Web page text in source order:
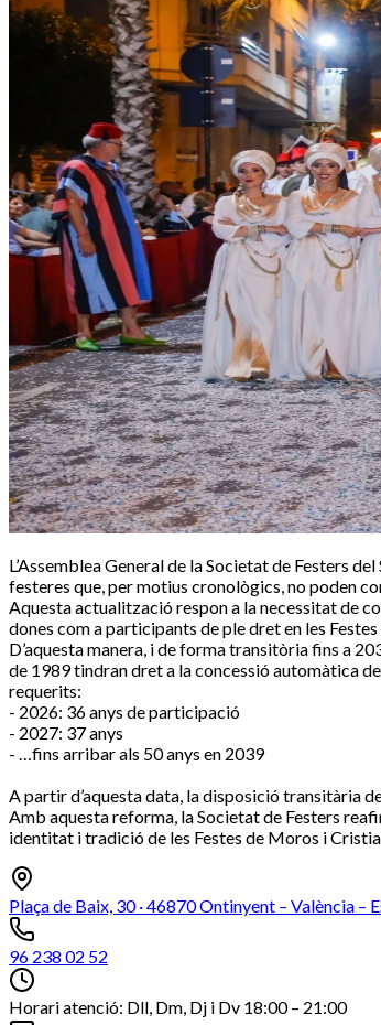
L’Assemblea General de la Societat de Festers
festeres que, per motius cronològics, no poden
Aquesta actualització respon a la necessitat de
dones com a participants de ple dret en les
D’aquesta manera, i de forma transitòria fins a
de 1989 tindran dret a la concessió automàtica
requerits:
- 2026: 36 anys de participació
- 2027: 37 anys
- …fins arribar als 50 anys en 2039
A partir d’aquesta data, la disposició transitària
Amb aquesta reforma, la Societat de Festers
identitat i tradició de les Festes de Moros i
Plaça de Baix, 30 · 46870 Ontinyent – València –
96 238 02 52
Horari atenció: Dll, Dm, Dj i Dv 18:00 – 21:00